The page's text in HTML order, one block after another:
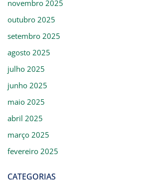
novembro 2025
outubro 2025
setembro 2025
agosto 2025
julho 2025
junho 2025
maio 2025
abril 2025
março 2025
fevereiro 2025
CATEGORIAS